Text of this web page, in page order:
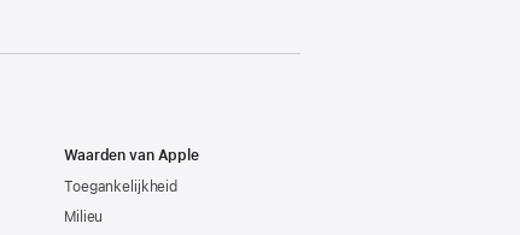
Waarden van Apple
Toegankelijkheid
Milieu